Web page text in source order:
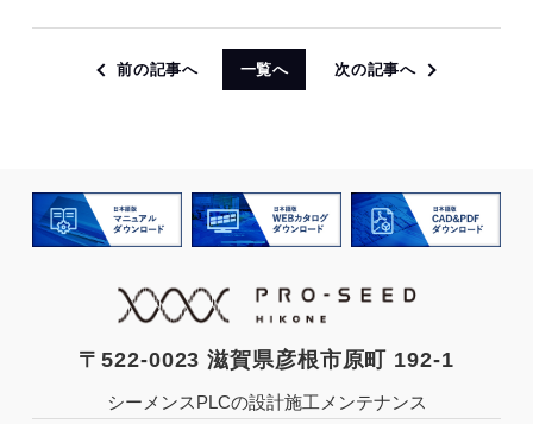
前の記事へ 一覧へ 次の記事へ
〒522-0023 滋賀県彦根市原町 192-1
シーメンスPLCの設計施工メンテナンス